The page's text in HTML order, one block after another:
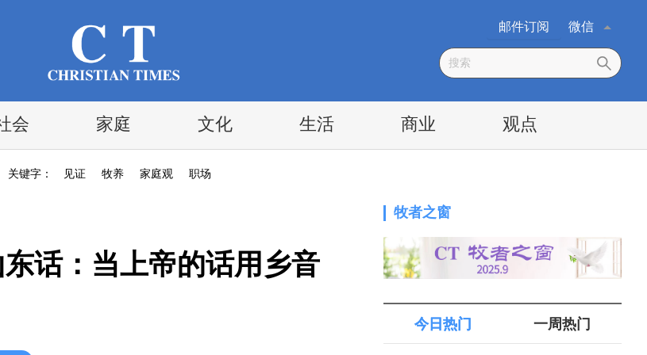
微信
邮件订阅
会 家庭 文化 生活 商业 观点
关键字： 见证 牧养 家庭观 职场
话：当上帝的话用乡音
牧者之窗
今日热门 一周热门